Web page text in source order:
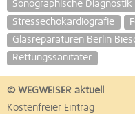
Sonographische Diagnostik
Stressechokardiografie
Glasreparaturen Berlin
Rettungssanitäter
© WEGWEISER aktuell
Kostenfreier Eintrag